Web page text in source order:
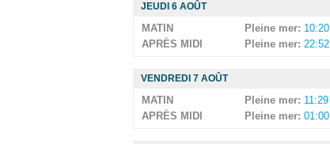
JEUDI 6 AOÛT
MATIN Pleine mer: 10:20
APRÈS MIDI
Pleine mer: 22:52
VENDREDI 7 AOÛT
MATIN Pleine mer: 11:29
APRÈS MIDI
Pleine mer: 01:00